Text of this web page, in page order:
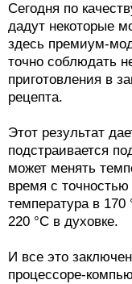
Сегодня по
дадут некоторые
здесь премиум-
точно соблюдать
приготовления в
рецепта.
Этот результат
подстраивается
может менять
время с
температура в 170
220 °С в духовке.
И все это
процессоре-